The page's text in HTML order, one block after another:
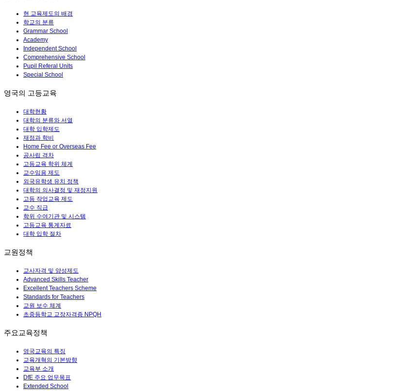
현 교육제도의 배경
학교의 분류
Grammar School
Academy
Independent School
Comprehensive School
Pupil Referal Units
Special School
영국의 고등교육
대학현황
대학의 분류와 서열
대학 입학제도
재정과 학비
Home Fee or Overseas Fee
공사립 격차
고등교육 학위 체계
교수임용 제도
외국유학생 유치 정책
대학의 의사결정 및 재정지원
고등 작업교육 제도
교수 직급
학위 수여기관 및 시스템
고등교육 통계자료
대학 입학 절차
교원정책
교사자격 및 양성제도
Advanced Skills Teacher
Excellent Teachers Scheme
Standards for Teachers
교원 보수 체계
초중등학교 교장자격증 NPQH
주요교육정책
영국교육의 특징
교육개혁의 기본방향
교육부 소개
DfE 주요 업무목표
Extended School